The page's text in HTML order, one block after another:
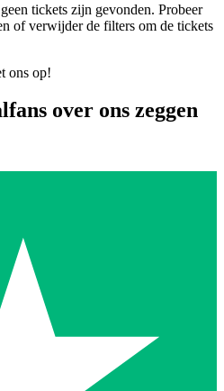
tickets zijn gevonden. Probeer
of verwijder de filters om de tickets
ons op!
over ons zeggen